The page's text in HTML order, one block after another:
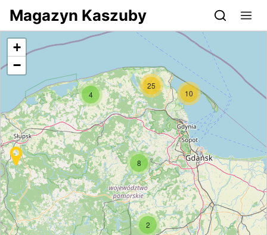
Przejdź do serwisu magazynkaszuby.pl
Magazyn Kaszuby
2
8
10
25
4
+
−